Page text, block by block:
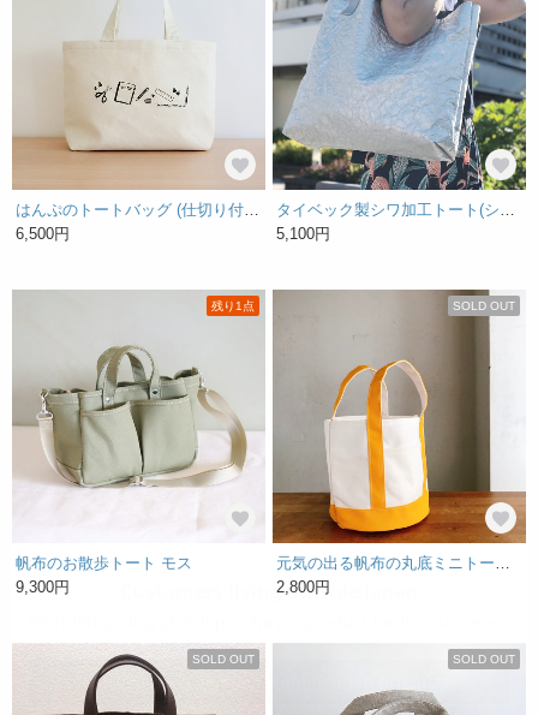
6,500円
5,100円
残り1点
帆布のお散歩トート モス
9,300円
SOLD OUT
2,800円
SOLD OUT SOLD OUT